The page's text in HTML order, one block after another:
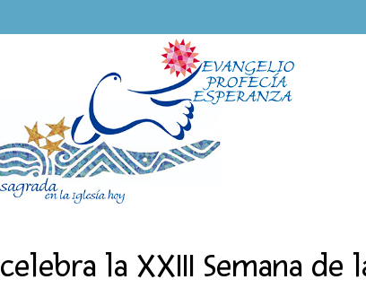
celebra la XXIII Semana de